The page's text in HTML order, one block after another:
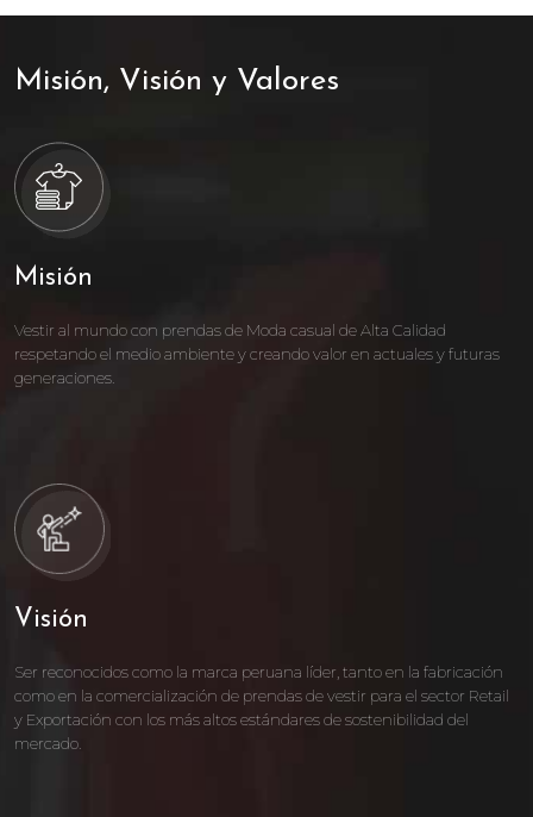
Misión, Visión y Valores
Misión
Vestir al mundo con prendas de Moda casual de Alta Calidad
respetando el medio ambiente y creando valor en actuales y futuras
generaciones.
Visión
Ser reconocidos como la marca peruana líder, tanto en la fabricación
como en la comercialización de prendas de vestir para el sector Retail
y Exportación con los más altos estándares de sostenibilidad del
mercado.